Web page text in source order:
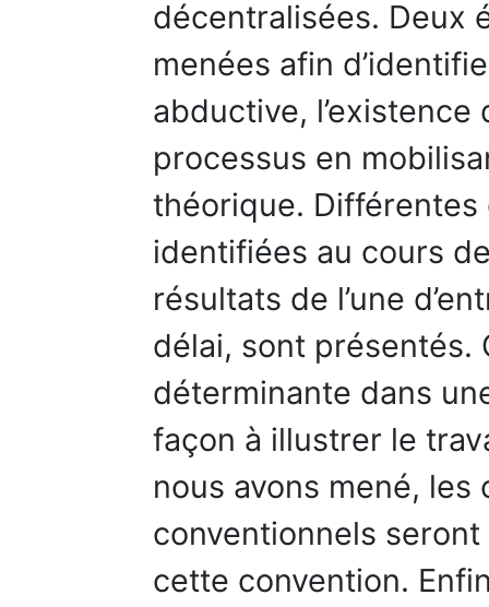
décentralisées. Deux
menées afin
abductive,
processus en
théorique.
identifiées au cours
résultats de l’une
délai, sont présentés.
déterminante dans
façon à illustrer le
nous avons mené,
conventionnels
cette convention.